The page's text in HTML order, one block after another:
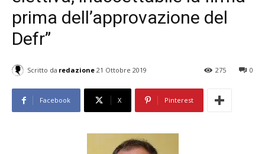
prima dell’approvazione del
Defr”
Scritto da redazione 21 Ottobre 2019 0
275
Facebook X Pinterest